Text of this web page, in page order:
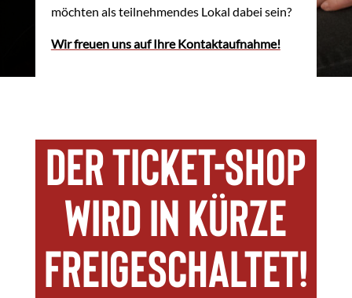
möchten als teilnehmendes Lokal dabei sein?
Wir freuen uns auf Ihre Kontaktaufnahme!
Der Ticket-Shop
wird in Kürze
freigeschaltet!